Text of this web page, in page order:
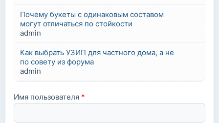
Почему букеты с одинаковым составом
могут отличаться по стойкости
admin
Как выбрать УЗИП для частного дома, а не
по совету из форума
admin
Имя пользователя *